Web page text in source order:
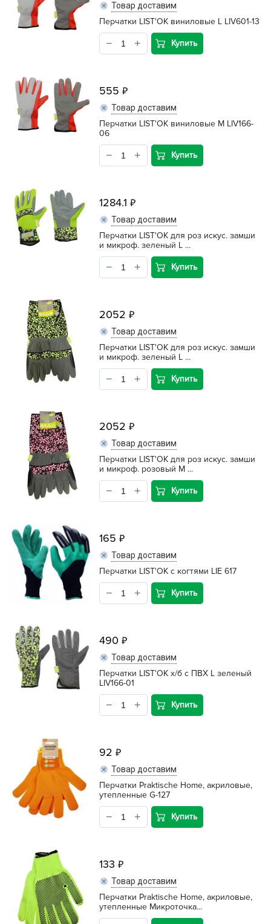
Товар доставим
Перчатки LIST'OK виниловые L LIV601-13
Купить
555
Товар доставим
Перчатки LIST'OK виниловые М LIV166-
06
Купить
1284.1
Товар доставим
Перчатки LIST'OK для роз искус. замши
и микроф. зеленый L ...
Купить
2052
Товар доставим
Перчатки LIST'OK для роз искус. замши
и микроф. зеленый L ...
Купить
2052
Товар доставим
Перчатки LIST'OK для роз искус. замши
и микроф. розовый М ...
Купить
165
Товар доставим
Перчатки LIST'OK с когтями LIE 617
Купить
490
Товар доставим
Перчатки LIST'OK х/б с ПВХ L зеленый
LIV166-01
Купить
92
Товар доставим
Перчатки Praktische Home, акриловые,
утепленные G-127
Купить
133
Товар доставим
Перчатки Praktische Home, акриловые,
утепленные Микроточка...